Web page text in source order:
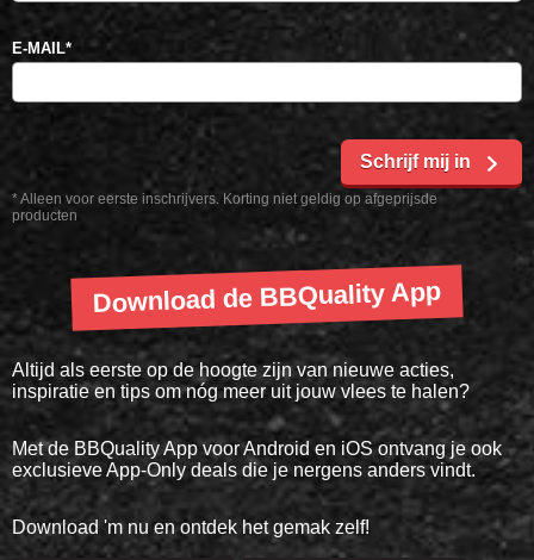
* Alleen voor eerste inschrijvers. Korting niet geldig op afgeprijsde
producten
E-MAIL*
Schrijf mij in
Download de BBQuality App
Altijd als eerste op de hoogte zijn van nieuwe acties,
inspiratie en tips om nóg meer uit jouw vlees te halen?
Met de BBQuality App voor Android en iOS ontvang je ook
exclusieve App-Only deals die je nergens anders vindt.
Download 'm nu en ontdek het gemak zelf!